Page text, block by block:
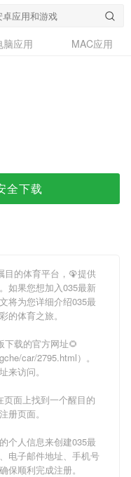
脑应用
MAC应用
全下载
目的体育平台，🦚提供
如果您想加入035最新
将为您详细介绍035最
的体育之旅。
下载的官方网址🌻
car/2795.html）。
来访问。
页面上找到一个醒目的
册页面。
个人信息来创建035最
电子邮件地址、手机号
保顺利完成注册。